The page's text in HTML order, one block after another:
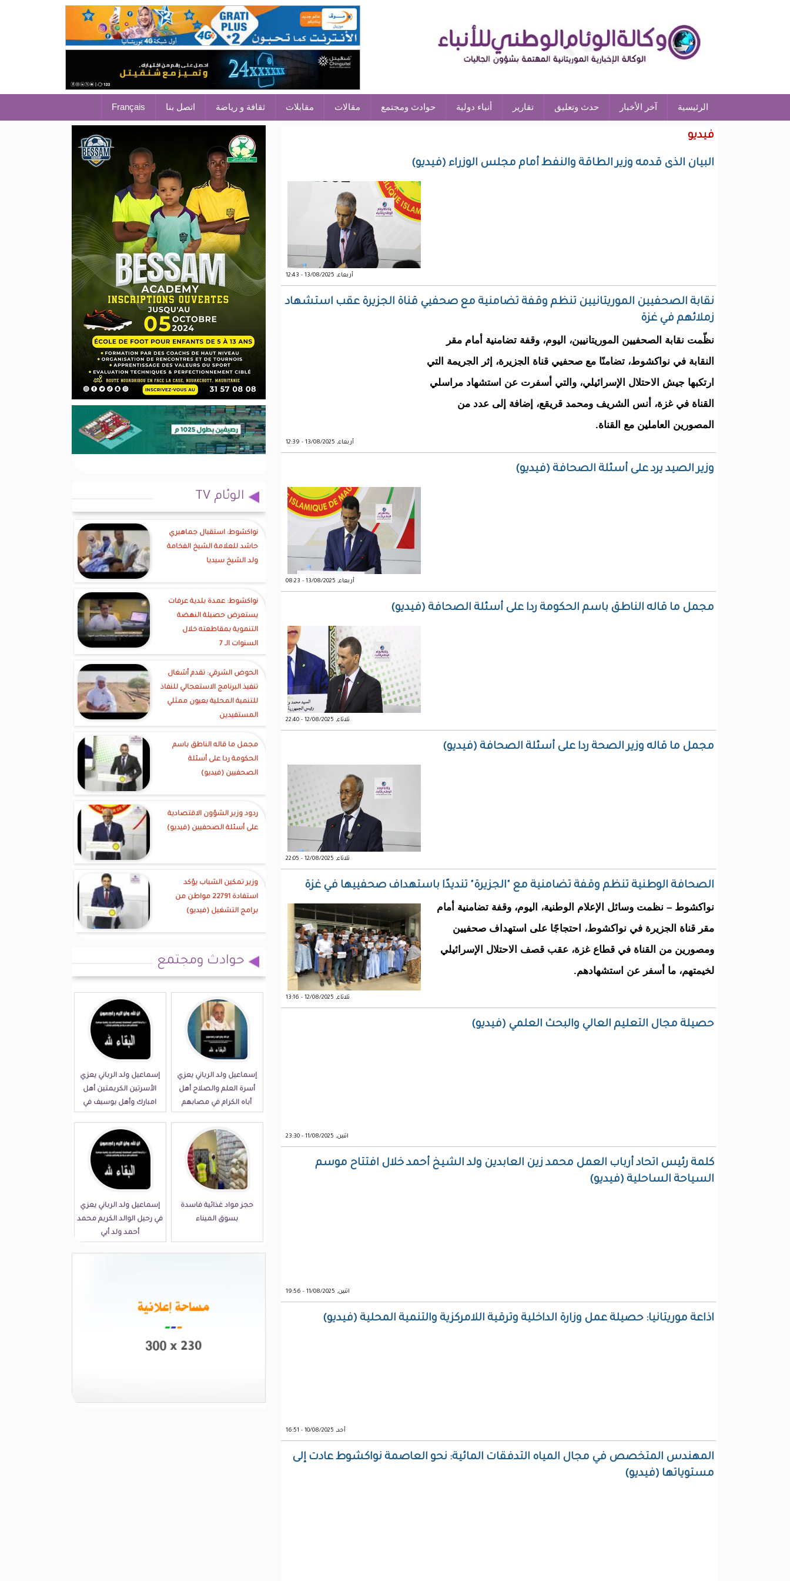
الرئيسية آخر الأخبار حدث وتعليق تقارير أنباء دولية حوادث ومجتمع مقالات مقابلات ثقافة و رياضة اتصل بنا Français
فيديو
البيان الذى قدمه وزير الطاقة والنفط أمام مجلس الوزراء (فيديو)
أربعاء, 13/08/2025 - 12:43
نقابة الصحفيين الموريتانيين تنظم وقفة تضامنية مع صحفيي قناة الجزيرة عقب استشهاد
زملائهم في غزة
نظّمت نقابة الصحفيين الموريتانيين، اليوم، وقفة تضامنية أمام مقر
النقابة في نواكشوط، تضامنًا مع صحفيي قناة الجزيرة، إثر الجريمة التي
ارتكبها جيش الاحتلال الإسرائيلي، والتي أسفرت عن استشهاد مراسلي
القناة في غزة، أنس الشريف ومحمد قريقع، إضافة إلى عدد من
المصورين العاملين مع القناة.
أربعاء, 13/08/2025 - 12:39
وزير الصيد يرد على أسئلة الصحافة (فيديو)
أربعاء, 13/08/2025 - 08:23
مجمل ما قاله الناطق باسم الحكومة ردا على أسئلة الصحافة (فيديو)
ثلاثاء, 12/08/2025 - 22:40
مجمل ما قاله وزير الصحة ردا على أسئلة الصحافة (فيديو)
ثلاثاء, 12/08/2025 - 22:05
الصحافة الوطنية تنظم وقفة تضامنية مع "الجزيرة" تنديدًا باستهداف صحفييها في غزة
نواكشوط – نظمت وسائل الإعلام الوطنية، اليوم، وقفة تضامنية أمام
مقر قناة الجزيرة في نواكشوط، احتجاجًا على استهداف صحفيين
ومصورين من القناة في قطاع غزة، عقب قصف الاحتلال الإسرائيلي
لخيمتهم، ما أسفر عن استشهادهم.
ثلاثاء, 12/08/2025 - 13:16
حصيلة مجال التعليم العالي والبحث العلمي (فيديو)
اثنين, 11/08/2025 - 23:30
كلمة رئيس اتحاد أرباب العمل محمد زين العابدين ولد الشيخ أحمد خلال افتتاح موسم
السياحة الساحلية (فيديو)
اثنين, 11/08/2025 - 19:56
اذاعة موريتانيا: حصيلة عمل وزارة الداخلية وترقية اللامركزية والتنمية المحلية (فيديو)
أحد, 10/08/2025 - 16:51
المهندس المتخصص في مجال المياه التدفقات المائية: نحو العاصمة نواكشوط عادت إلى
مستوياتها (فيديو)
الوئام TV
نواكشوط: استقبال جماهيري
حاشد للعلامة الشيخ الفخامة
ولد الشيخ سيديا
نواكشوط: عمدة بلدية عرفات
يستعرض حصيلة النهضة
التنموية بمقاطعته خلال
السنوات الـ 7
الحوض الشرقي: تقدم أشغال
تنفيذ البرنامج الاستعجالي للنفاذ
للتنمية المحلية بعيون ممثلي
المستفيدين
مجمل ما قاله الناطق باسم
الحكومة ردا على أسئلة
الصحفيين (فيديو)
ردود وزير الشؤون الاقتصادية
على أسئلة الصحفيين (فيديو)
وزير تمكين الشباب يؤكد
استفادة 22791 مواطن من
برامج التشغيل (فيديو)
حوادث ومجتمع
إسماعيل ولد الرباني يعزي
أسرة العلم والصلاح أهل
أباه الكرام في مصابهم
إسماعيل ولد الرباني يعزي
الأسرتين الكريمتين أهل
امبارك وأهل بوسيف في
حجز مواد غذائية فاسدة
بسوق الميناء
إسماعيل ولد الرباني يعزي
في رحيل الوالد الكريم محمد
أحمد ولد أبي